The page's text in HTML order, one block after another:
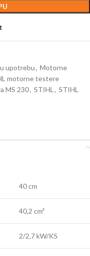
upotrebu, Motorne
motorne testere
MS 230, STIHL , STIHL
40 cm
40,2 cm³
2/2,7 kW/KS